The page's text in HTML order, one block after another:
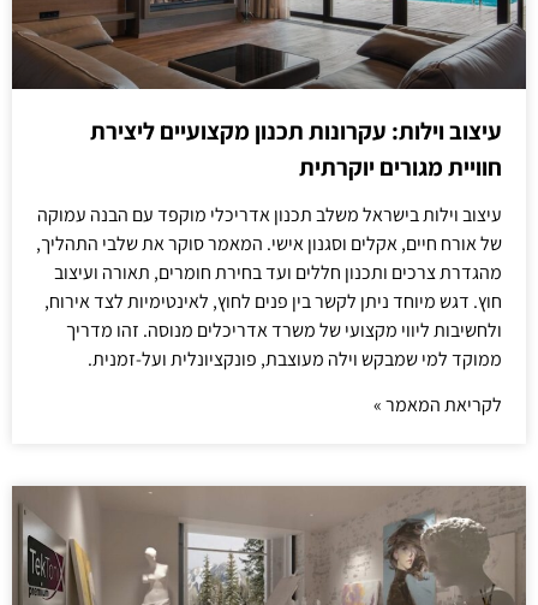
עיצוב וילות: עקרונות תכנון מקצועיים ליצירת
חוויית מגורים יוקרתית
עיצוב וילות בישראל משלב תכנון אדריכלי מוקפד עם הבנה עמוקה
של אורח חיים, אקלים וסגנון אישי. המאמר סוקר את שלבי התהליך,
מהגדרת צרכים ותכנון חללים ועד בחירת חומרים, תאורה ועיצוב
חוץ. דגש מיוחד ניתן לקשר בין פנים לחוץ, לאינטימיות לצד אירוח,
ולחשיבות ליווי מקצועי של משרד אדריכלים מנוסה. זהו מדריך
ממוקד למי שמבקש וילה מעוצבת, פונקציונלית ועל-זמנית.
לקריאת המאמר »